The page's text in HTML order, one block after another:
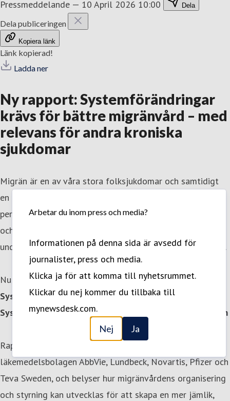
Arbetar du inom press och media?
Informationen på denna sida är avsedd för
journalister, press och media.
Klicka ja för att komma till nyhetsrummet.
Klickar du nej kommer du tillbaka till
mynewsdesk.com.
Nej Ja
Pressmeddelande — 10 April 2026 10:00 Dela
Dela publiceringen
Kopiera länk
Länk kopierad!
Ladda ner
Ny rapport: Systemförändringar
krävs för bättre migränvård – med
relevans för andra kroniska
sjukdomar
Migrän är en av våra stora folksjukdomar och samtidigt
en av de mest funktionsnedsättande diagnoserna för
personer i arbetsför ålder. Trots tillgång till behandlingar
och nationella riktlinjer är tillståndet idag
underdiagnostiserat, underbehandlat och underprioriterat.
Nu släpper Leading Health Care rapporten:
Systemutveckling för förbättrad migränvård –
Systemkartläggning av en
mångfacetterad folksjukdom
Rapporten har tagits fram på uppdrag av
läkemedelsbolagen AbbVie, Lundbeck, Novartis, Pfizer och
Teva Sweden, och belyser hur migränvårdens organisering
och styrning kan utvecklas för att skapa en mer jämlik,